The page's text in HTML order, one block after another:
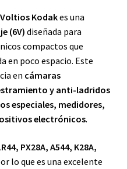
Voltios Kodakes una
(6V)diseñada para
compactos que
en poco espacio. Este
en cámaras
y anti-ladridos
especiales, medidores,
electrónicos.
PX28A, A544, K28A,
lo que es una excelente